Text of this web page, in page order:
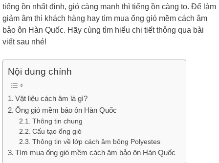
tiếng ồn nhất định, gió càng mạnh thì tiếng ồn càng to. Để làm
giảm âm thì khách hàng hay tìm mua ống gió mềm cách âm
bảo ôn Hàn Quốc. Hãy cùng tìm hiểu chi tiết thông qua bài
viết sau nhé!
Nội dung chính
Vật liệu cách âm là gì?
Ống gió mềm bảo ôn Hàn Quốc
Thông tin chung
Cấu tạo ống gió
Thông tin về lớp cách âm bông Polyestes
Tìm mua ống gió mềm cách âm bảo ôn Hàn Quốc